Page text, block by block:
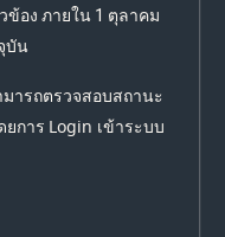
ข้อง ภายใน 1 ตุลาคม
บัน
ารถตรวจสอบสถานะ
ยการ Login เข้าระบบ